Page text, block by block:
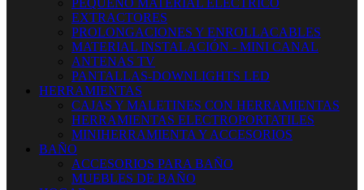
PEQUEÑO MATERIAL ELECTRICO
EXTRACTORES
PROLONGACIONES Y ENROLLACABLES
MATERIAL INSTALACIÓN - MINI CANAL
ANTENAS TV
PANTALLAS-DOWNLIGHTS LED
HERRAMIENTAS
CAJAS Y MALETINES CON HERRAMIENTAS
HERRAMIENTAS ELECTROPORTATILES
MINIHERRAMIENTA Y ACCESORIOS
BAÑO
ACCESORIOS PARA BAÑO
MUEBLES DE BAÑO